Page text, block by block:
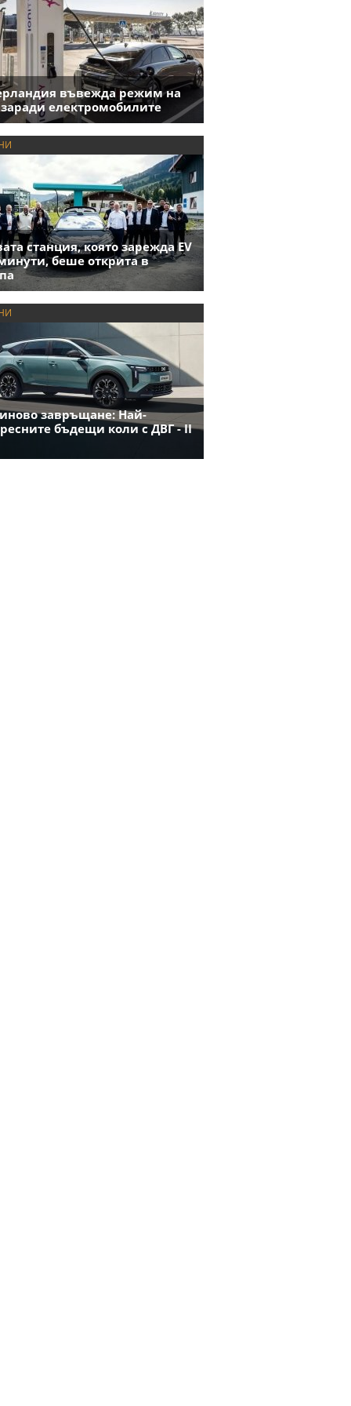
въвежда режим на
заради електромобилите
станция, която зарежда EV
беше открита в
завръщане: Най-
бъдещи коли с ДВГ - II